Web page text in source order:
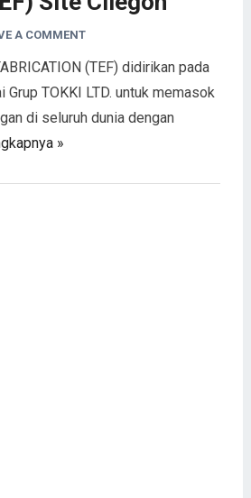
A COMMENT
(TEF) didirikan pada
TOKKI LTD. untuk memasok
di seluruh dunia dengan
»